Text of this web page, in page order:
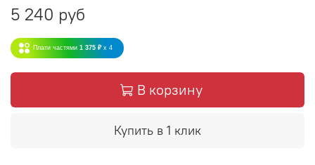
5 240 руб
Плати частями 1 375 ₽ x 4
В корзину
Купить в 1 клик